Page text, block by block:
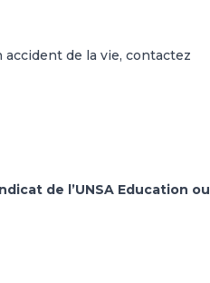
accident de la vie, contactez
de l’UNSA Education ou